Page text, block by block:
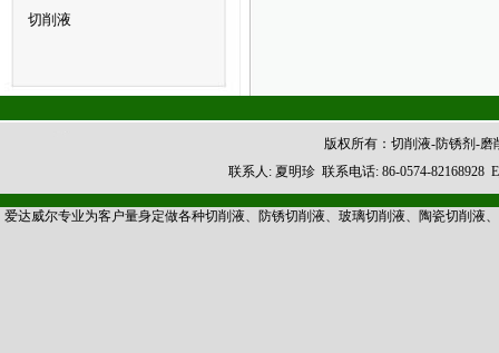
切削液
版权所有：切削液-防锈剂-
联系人: 夏明珍 联系电话: 86-0574-82168928
爱达威尔专业为客户量身定做各种切削液、防锈切削液、玻璃切削液、陶瓷切削